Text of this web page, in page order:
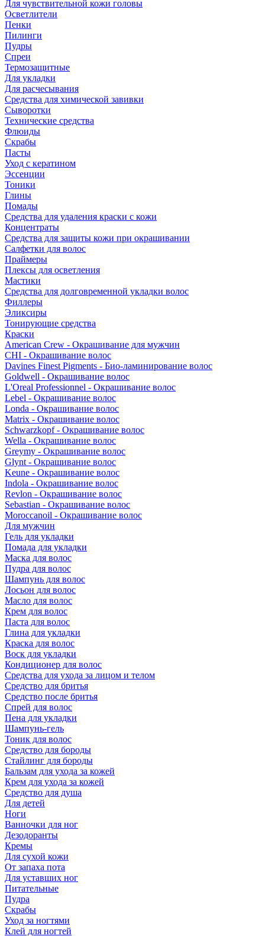
Для чувствительной кожи головы
Осветлители
Пенки
Пилинги
Пудры
Спреи
Термозащитные
Для укладки
Для расчесывания
Средства для химической завивки
Сыворотки
Технические средства
Флюиды
Скрабы
Пасты
Уход с кератином
Эссенции
Тоники
Глины
Помады
Средства для удаления краски с кожи
Концентраты
Средства для защиты кожи при окрашивании
Салфетки для волос
Праймеры
Плексы для осветления
Мастики
Средства для долговременной укладки волос
Филлеры
Эликсиры
Тонирующие средства
Краски
American Crew - Окрашивание для мужчин
CHI - Окрашивание волос
Davines Finest Pigments - Био-ламинирование волос
Goldwell - Окрашивание волос
L'Oreal Professionnel - Окрашивание волос
Lebel - Окрашивание волос
Londa - Окрашивание волос
Matrix - Окрашивание волос
Schwarzkopf - Окрашивание волос
Wella - Окрашивание волос
Greymy - Окрашивание волос
Glynt - Окрашивание волос
Keune - Окрашивание волос
Indola - Окрашивание волос
Revlon - Окрашивание волос
Sebastian - Окрашивание волос
Moroccanoil - Окрашивание волос
Для мужчин
Гель для укладки
Помада для укладки
Маска для волос
Пудра для волос
Шампунь для волос
Лосьон для волос
Масло для волос
Крем для волос
Паста для волос
Глина для укладки
Краска для волос
Воск для укладки
Кондиционер для волос
Средства для ухода за лицом и телом
Средство для бритья
Средство после бритья
Спрей для волос
Пена для укладки
Шампунь-гель
Тоник для волос
Средство для бороды
Стайлинг для бороды
Бальзам для ухода за кожей
Крем для ухода за кожей
Средство для душа
Для детей
Ноги
Ванночки для ног
Дезодоранты
Кремы
Для сухой кожи
От запаха пота
Для уставших ног
Питательные
Пудра
Скрабы
Уход за ногтями
Клей для ногтей